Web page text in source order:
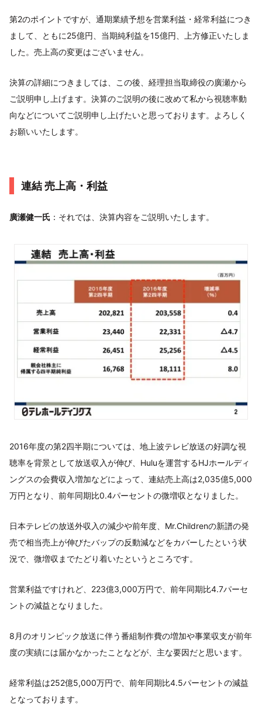
第2のポイントですが、通期業績予想を営業利益・経常利益につき
まして、ともに25億円、当期純利益を15億円、上方修正いたしま
した。売上高の変更はございません。
決算の詳細につきましては、この後、経理担当取締役の廣瀬から
ご説明申し上げます。決算のご説明の後に改めて私から視聴率動
向などについてご説明申し上げたいと思っております。よろしく
お願いいたします。
連結 売上高・利益
廣瀬健一氏 ：それでは、決算内容をご説明いたします。
2016年度の第2四半期については、地上波テレビ放送の好調な視
聴率を背景として放送収入が伸び、Huluを運営するHJホールディ
ングスの会費収入増加などによって、連結売上高は2,035億5,000
万円となり、前年同期比0.4パーセントの微増収となりました。
日本テレビの放送外収入の減少や前年度、Mr.Childrenの新譜の発
売で相当売上が伸びたバップの反動減などをカバーしたという状
況で、微増収までたどり着いたというところです。
営業利益ですけれど、223億3,000万円で、前年同期比4.7パーセ
ントの減益となりました。
8月のオリンピック放送に伴う番組制作費の増加や事業収支が前年
度の実績には届かなかったことなどが、主な要因だと思います。
経常利益は252億5,000万円で、前年同期比4.5パーセントの減益
となっております。